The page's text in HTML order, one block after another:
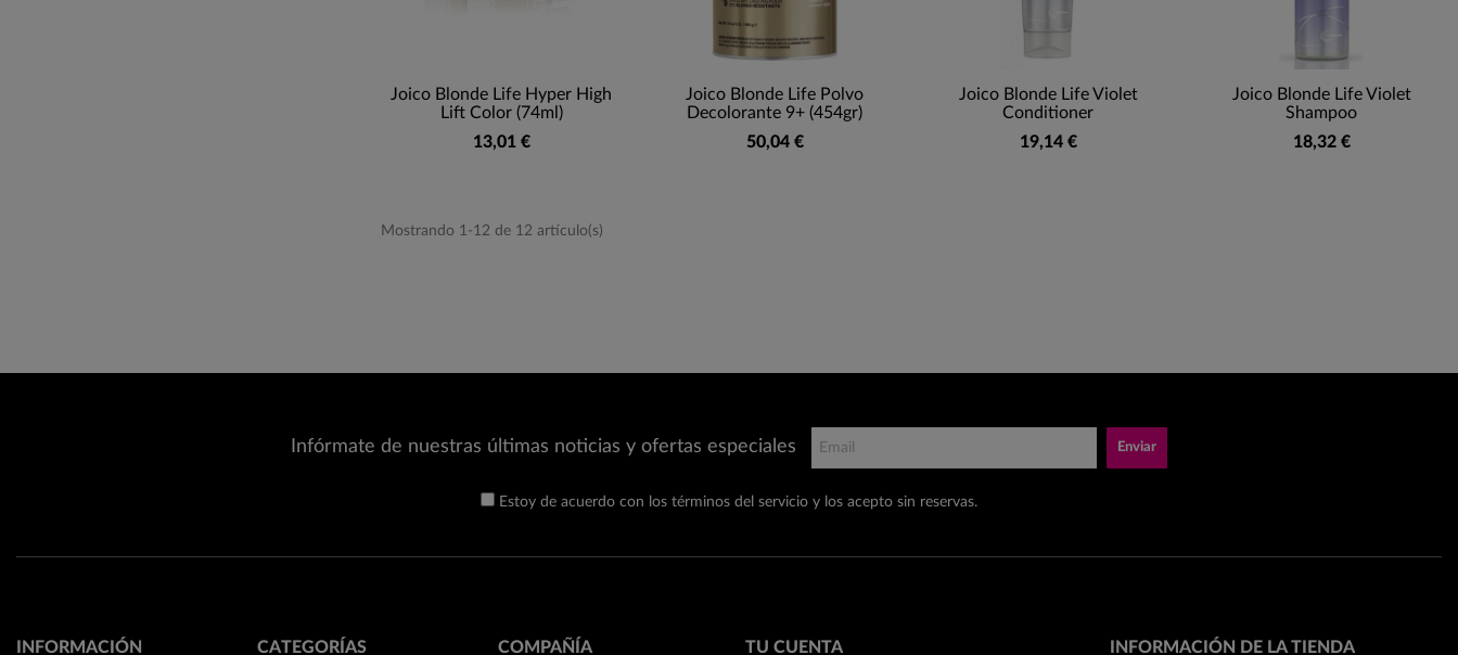
Joico Blonde Life Hyper High
Lift Color (74ml)
13,01 €
Joico Blonde Life Polvo
Decolorante 9+ (454gr)
50,04 €
Joico Blonde Life Violet
Conditioner
19,14 €
Joico Blonde Life Violet
Shampoo
18,32 €
Mostrando 1-12 de 12 artículo(s)
Infórmate de nuestras últimas noticias y ofertas especiales Enviar
Estoy de acuerdo con los términos del servicio y los acepto sin reservas.
INFORMACIÓN CATEGORÍAS COMPAÑÍA TU CUENTA INFORMACIÓN DE LA TIENDA